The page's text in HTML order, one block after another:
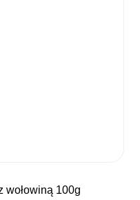
wołowiną 100g